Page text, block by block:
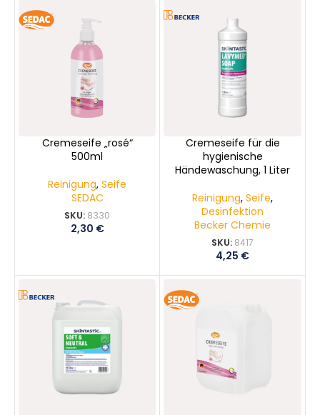
Cremeseife „rosé“
500ml
Reinigung, Seife
SEDAC
SKU: 8330
2,30 €
Cremeseife für die
hygienische
Händewaschung, 1 Liter
Reinigung, Seife,
Desinfektion
Becker Chemie
SKU: 8417
4,25 €